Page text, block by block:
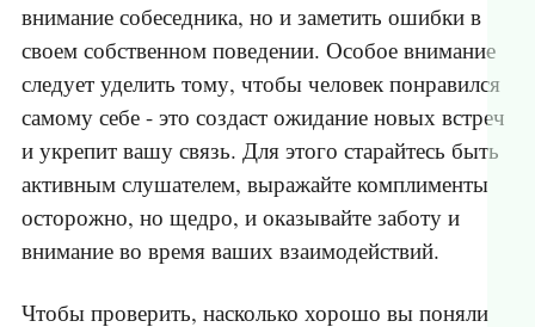
внимание собеседника, но и заметить ошибки в
своем собственном поведении. Особое внимание
следует уделить тому, чтобы человек понравился
самому себе - это создаст ожидание новых встреч
и укрепит вашу связь. Для этого старайтесь быть
активным слушателем, выражайте комплименты
осторожно, но щедро, и оказывайте заботу и
внимание во время ваших взаимодействий.
Чтобы проверить, насколько хорошо вы поняли